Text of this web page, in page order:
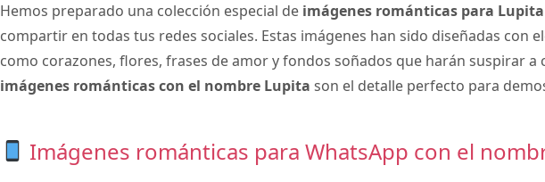
Hemos preparado una colección especial de imágenes románticas para Lupita
compartir en todas tus redes sociales. Estas imágenes han sido diseñadas con
como corazones, flores, frases de amor y fondos soñados que harán suspirar a
imágenes románticas con el nombre Lupita son el detalle perfecto para
Imágenes románticas para WhatsApp con el